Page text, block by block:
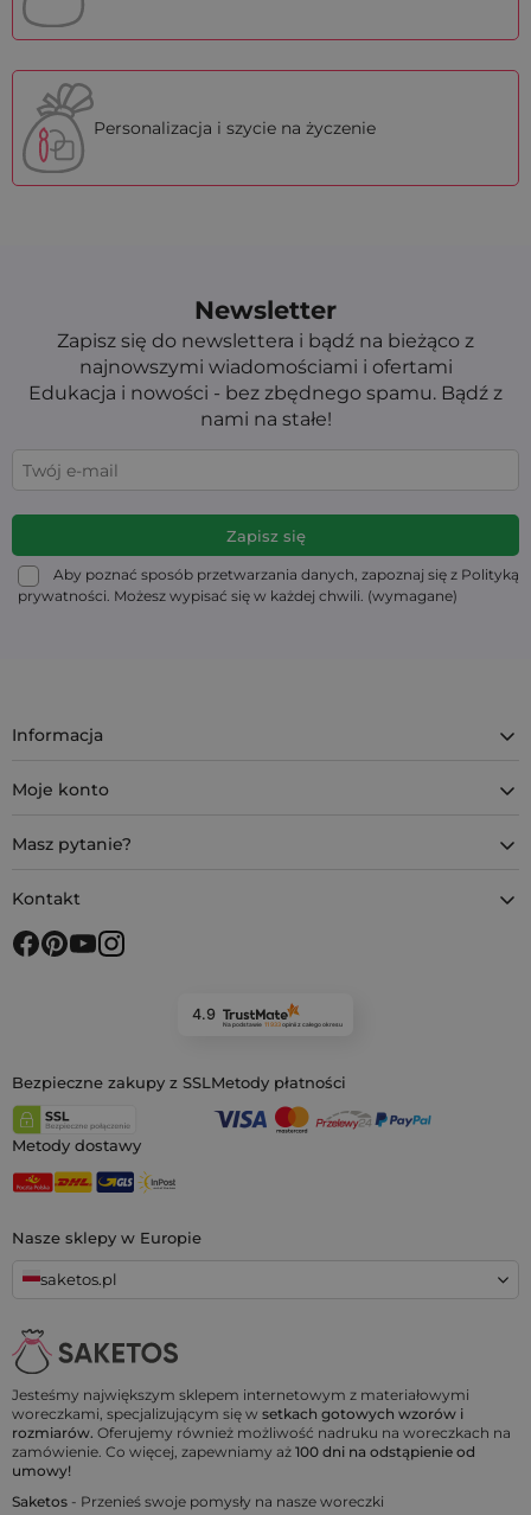
Personalizacja i szycie na życzenie
Newsletter
Zapisz się do newslettera i bądź na bieżąco z
najnowszymi wiadomościami i ofertami
Edukacja i nowości - bez zbędnego spamu. Bądź z
nami na stałe!
Aby poznać sposób przetwarzania danych, zapoznaj się z Polityką
prywatności. Możesz wypisać się w każdej chwili. (wymagane)
Jesteśmy największym sklepem internetowym z materiałowymi
woreczkami, specjalizującym się w setkach gotowych wzorów i
rozmiarów. Oferujemy również możliwość nadruku na woreczkach na
zamówienie. Co więcej, zapewniamy aż 100 dni na odstąpienie od
umowy!
Saketos - Przenieś swoje pomysły na nasze woreczki
Nasze sklepy w Europie
saketos.pl
Informacja
Moje konto
Masz pytanie?
Kontakt
4.9
Na podstawie 11 933opiniiz całego okresu
Bezpieczne zakupy z SSL Metody płatności
Metody dostawy